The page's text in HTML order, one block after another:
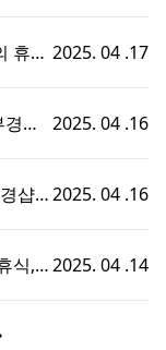
휴식, 2025. 04 .17
샵
2025. 04 .16
샵에2025. 04 .16
식,
2025. 04 .14